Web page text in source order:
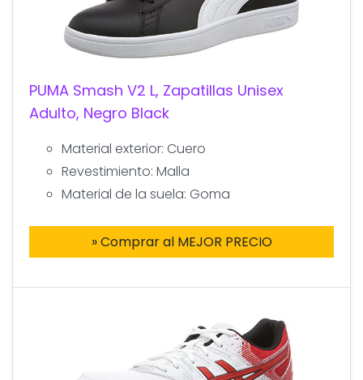
PUMA Smash V2 L, Zapatillas Unisex
Adulto, Negro Black
Material exterior: Cuero
Revestimiento: Malla
Material de la suela: Goma
» Comprar al MEJOR PRECIO